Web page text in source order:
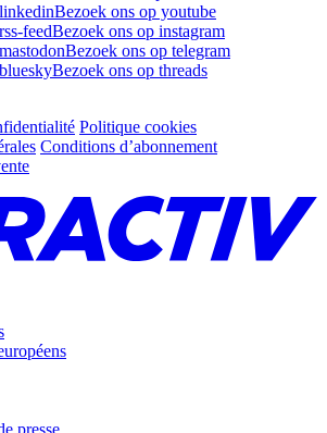
Bezoek ons op youtube
feedBezoek ons op instagram
Bezoek ons op telegram
Bezoek ons op threads
Politique cookies
Conditions d’abonnement
presse